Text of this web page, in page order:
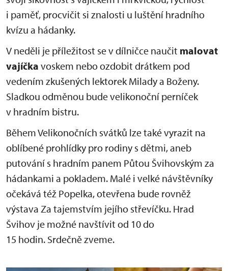
i paměť, procvičit si znalosti u luštění hradního
kvízu a hádanky.
V neděli je příležitost se v dílničce naučit malovat
vajíčka voskem nebo ozdobit drátkem pod
vedením zkušených lektorek Milady a Boženy.
Sladkou odměnou bude velikonoční perníček
v hradním bistru.
Během Velikonočních svátků lze také vyrazit na
oblíbené prohlídky pro rodiny s dětmi, aneb
putování s hradním panem Půtou Švihovským za
hádankami a pokladem. Malé i velké návštěvníky
očekává též Popelka, otevřena bude rovněž
výstava Za tajemstvím jejího střevíčku. Hrad
Švihov je možné navštívit od 10 do
15 hodin. Srdečně zveme.